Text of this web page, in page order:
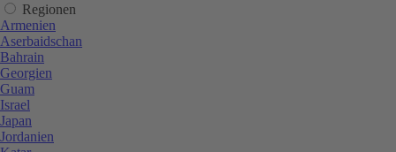
Regionen
Armenien
Aserbaidschan
Bahrain
Georgien
Guam
Israel
Japan
Jordanien